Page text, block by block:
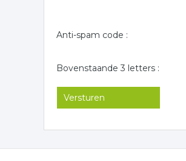
Anti-spam code :
Bovenstaande 3 letters :